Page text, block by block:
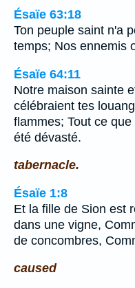
Ésaïe 63:18
Ton peuple saint n'a
temps; Nos ennemis
Ésaïe 64:11
Notre maison sainte
célébraient tes
flammes; Tout ce
été dévasté.
tabernacle.
Ésaïe 1:8
Et la fille de Sion est
dans une vigne,
de concombres,
caused